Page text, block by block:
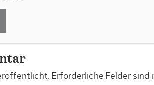
Erforderliche Felder sind